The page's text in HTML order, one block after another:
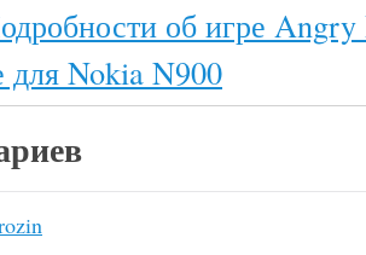
об игре
для Nokia N900